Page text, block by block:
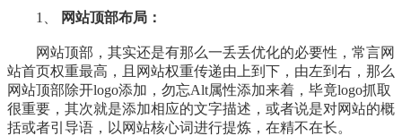
1、 网站顶部布局：
网站顶部，其实还是有那么一丢丢优化的必要性，常言网
站首页权重最高，且网站权重传递由上到下，由左到右，那么
网站顶部除开logo添加，勿忘Alt属性添加来着，毕竟logo抓取
很重要，其次就是添加相应的文字描述，或者说是对网站的概
括或者引导语，以网站核心词进行提炼，在精不在长。